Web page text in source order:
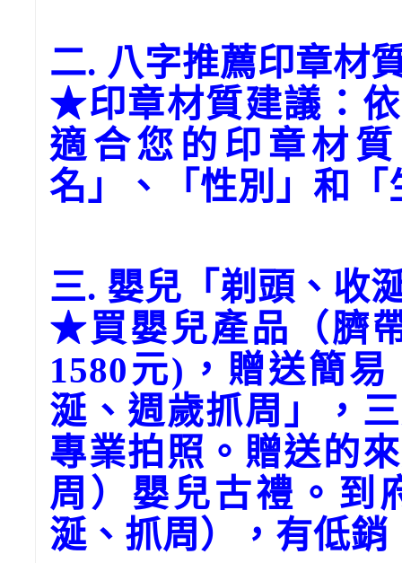
二. 八字推薦印章材
★印章材質建議：
適合您的印章材
名」、「性別」和
三. 嬰兒「剃頭、收
★買嬰兒產品（臍
1580元)，贈送簡
涎、週歲抓周」，
專業拍照。贈送的
周）嬰兒古禮。到
涎、抓周），有低